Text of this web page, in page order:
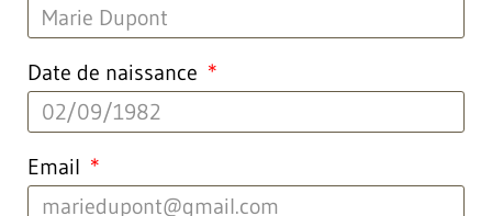
Date de naissance
Email